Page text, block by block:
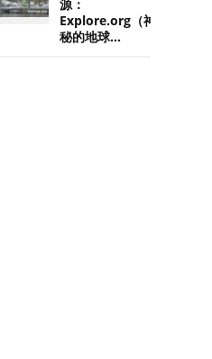
源：
Explore.org（神
秘的地球...